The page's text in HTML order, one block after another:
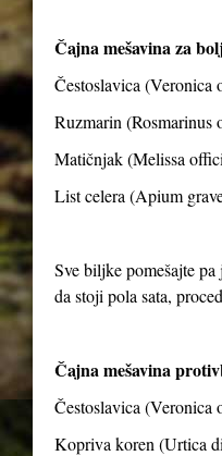
Čajna mešavina za
Čestoslavica (Veronica
Ruzmarin (Rosmarinus
Matičnjak (Melissa
List celera (Apium
Sve biljke pomešajte
da stoji pola sata,
Čajna mešavina
Čestoslavica (Veronica
Kopriva koren (Urtica